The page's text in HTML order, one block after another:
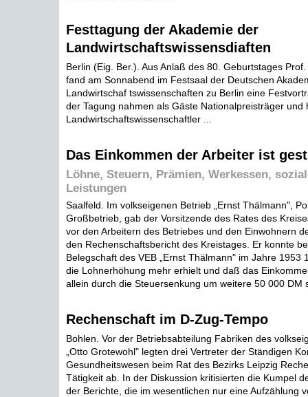
Festtagung der Akademie der
Landwirtschaftswissensdiaften
Berlin (Eig. Ber.). Aus Anlaß des 80. Geburtstages
fand am Sonnabend im Festsaal der Deutschen
Landwirtschaf tswissenschaften zu Berlin eine
der Tagung nahmen als Gäste Nationalpreisträger und
Landwirtschaftswissenschaftler ...
Das Einkommen der Arbeiter ist
Löhne, Steuern, Prämien, Werkessen,
Leistungen
Saalfeld. Im volkseigenen Betrieb „Ernst Thälmann",
Großbetrieb, gab der Vorsitzende des Rates des
vor den Arbeitern des Betriebes und den Einwohnern
den Rechenschaftsbericht des Kreistages. Er konnte
Belegschaft des VEB „Ernst Thälmann" im Jahre 1953
die Lohnerhöhung mehr erhielt und daß das
allein durch die Steuersenkung um weitere 50 000 DM
Rechenschaft im D-Zug-Tempo
Bohlen. Vor der Betriebsabteilung Fabriken des
„Otto Grotewohl" legten drei Vertreter der Ständigen
Gesundheitswesen beim Rat des Bezirks Leipzig
Tätigkeit ab. In der Diskussion kritisierten die Kumpel
der Berichte, die im wesentlichen nur eine Aufzählung